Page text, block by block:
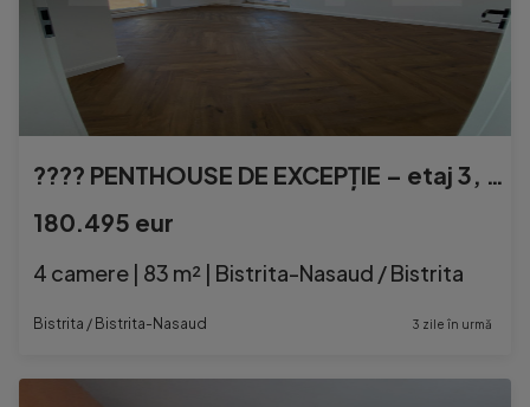
???? PENTHOUSE DE EXCEPȚIE – etaj 3, priveliște panorami
180.495 eur
4 camere | 83 m² | Bistrita-Nasaud / Bistrita
Bistrita / Bistrita-Nasaud 3 zile în urmă